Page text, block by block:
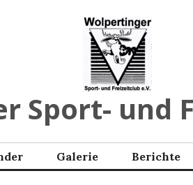
Sport- und
Galerie Berichte